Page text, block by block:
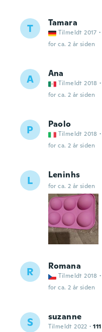
T Tamara
Tilmeldt 2017 ·
for ca. 2 år siden
A Ana
Tilmeldt 2018 ·
for ca. 2 år siden
P Paolo
Tilmeldt 2018 ·
for ca. 2 år siden
L Leninhs
for ca. 2 år siden
R Romana
Tilmeldt 2018 ·
for ca. 2 år siden
S suzanne
Tilmeldt 2022 · 111